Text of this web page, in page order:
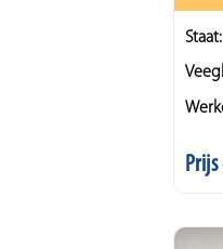
Staat: